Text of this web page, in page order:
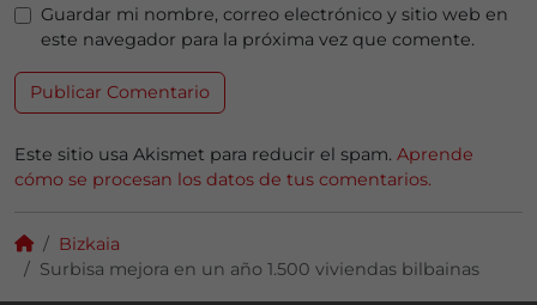
Guardar mi nombre, correo electrónico y sitio web en
este navegador para la próxima vez que comente.
Este sitio usa Akismet para reducir el spam. Aprende
cómo se procesan los datos de tus comentarios.
Bizkaia
Surbisa mejora en un año 1.500 viviendas bilbainas